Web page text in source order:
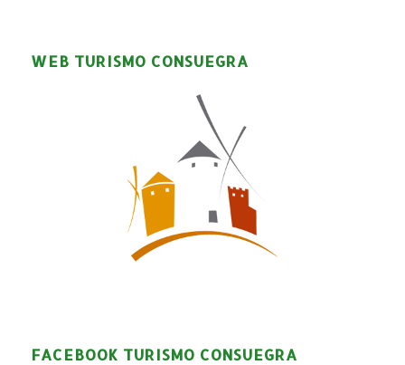
WEB TURISMO CONSUEGRA
FACEBOOK TURISMO CONSUEGRA